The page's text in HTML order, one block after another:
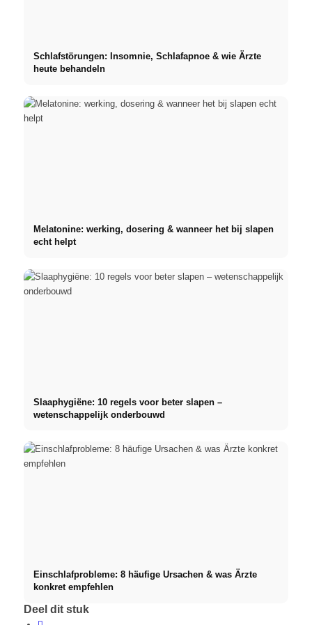
Schlafstörungen: Insomnie, Schlafapnoe & wie Ärzte
heute behandeln
Melatonine: werking, dosering & wanneer het bij slapen
echt helpt
Slaaphygiëne: 10 regels voor beter slapen –
wetenschappelijk onderbouwd
Einschlafprobleme: 8 häufige Ursachen & was Ärzte
konkret empfehlen
Deel dit stuk